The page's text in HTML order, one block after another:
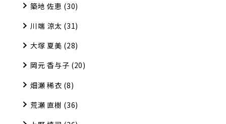
築地 佐恵 (30)
川端 涼太 (31)
大塚 夏美 (28)
岡元 香与子 (20)
畑瀬 稀衣 (8)
荒瀬 直樹 (36)